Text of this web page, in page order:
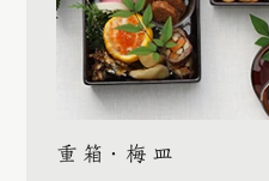
重箱・梅皿